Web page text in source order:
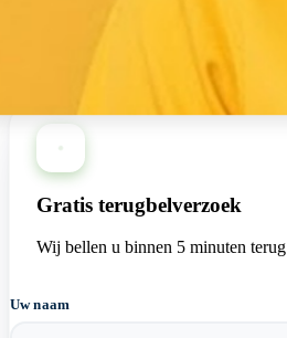
+13 loodgieters beschikbaar nu
Gratis terugbelverzoek
Wij bellen u binnen 5 minuten terug
Uw naam